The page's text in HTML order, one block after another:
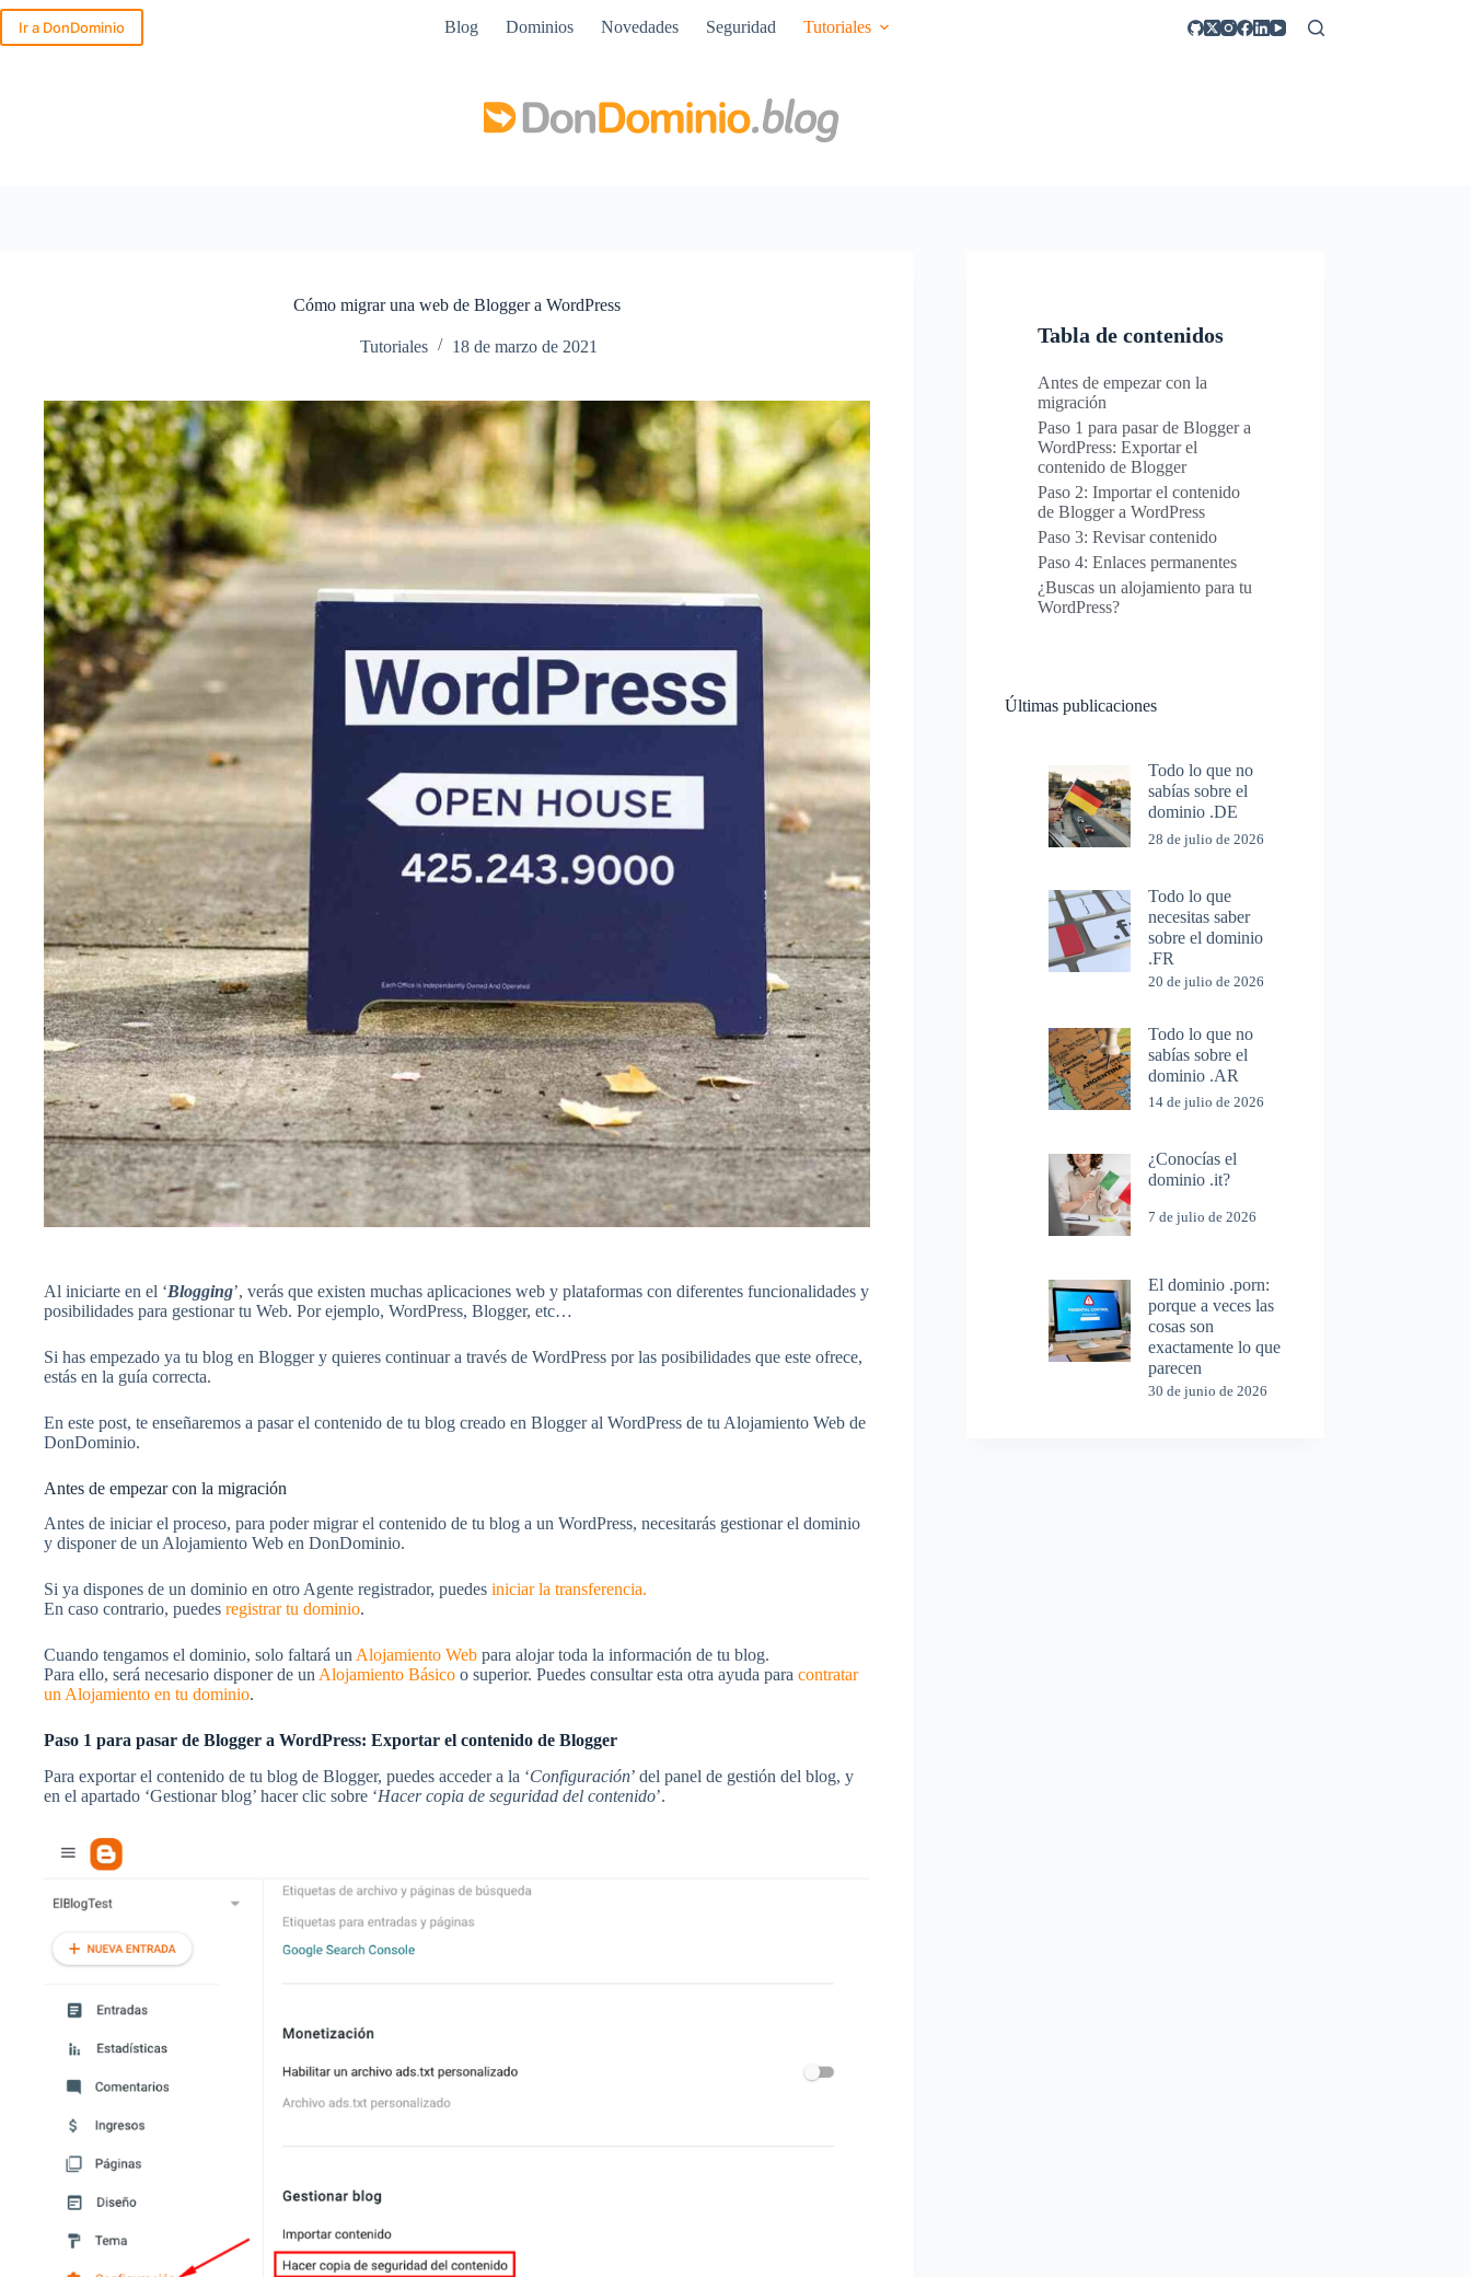
Saltar
contenido
Ir a DonDominio Blog Dominios Novedades Seguridad Tutoriales
Cómo migrar una web de Blogger a WordPress
Tutoriales 18 de marzo de 2021
Al iniciarte en el ‘Blogging’, verás que existen muchas aplicaciones web y plataformas con diferentes funcionalidades y
posibilidades para gestionar tu Web. Por ejemplo, WordPress, Blogger, etc…
Si has empezado ya tu blog en Blogger y quieres continuar a través de WordPress por las posibilidades que este ofrece,
estás en la guía correcta.
En este post, te enseñaremos a pasar el contenido de tu blog creado en Blogger al WordPress de tu Alojamiento Web de
DonDominio.
Antes de empezar con la migración
Antes de iniciar el proceso, para poder migrar el contenido de tu blog a un WordPress, necesitarás gestionar el dominio
y disponer de un Alojamiento Web en DonDominio.
Si ya dispones de un dominio en otro Agente registrador, puedes iniciar la transferencia.
En caso contrario, puedes registrar tu dominio.
Cuando tengamos el dominio, solo faltará unAlojamiento Web para alojar toda la información de tu blog.
Para ello, será necesario disponer de unAlojamiento Básico o superior. Puedes consultar esta otra ayuda para contratar
un Alojamiento en tu dominio.
Paso 1 para pasar de Blogger a WordPress: Exportar el contenido de Blogger
Para exportar el contenido de tu blog de Blogger, puedes acceder a la ‘Configuración’ del panel de gestión del blog, y
en el apartado ‘Gestionar blog’ hacer clic sobre ‘Hacer copia de seguridad del contenido’.
Tabla de contenidos
Antes de empezar con la
migración
Paso 1 para pasar de Blogger a
WordPress: Exportar el
contenido de Blogger
Paso 2: Importar el contenido
de Blogger a WordPress
Paso 3: Revisar contenido
Paso 4: Enlaces permanentes
¿Buscas un alojamiento para tu
WordPress?
Últimas publicaciones
Todo lo que no
sabías sobre el
dominio .DE
28 de julio de 2026
Todo lo que
necesitas saber
sobre el dominio
.FR
20 de julio de 2026
Todo lo que no
sabías sobre el
dominio .AR
14 de julio de 2026
¿Conocías el
dominio .it?
7 de julio de 2026
El dominio .porn:
porque a veces las
cosas son
exactamente lo que
parecen
30 de junio de 2026